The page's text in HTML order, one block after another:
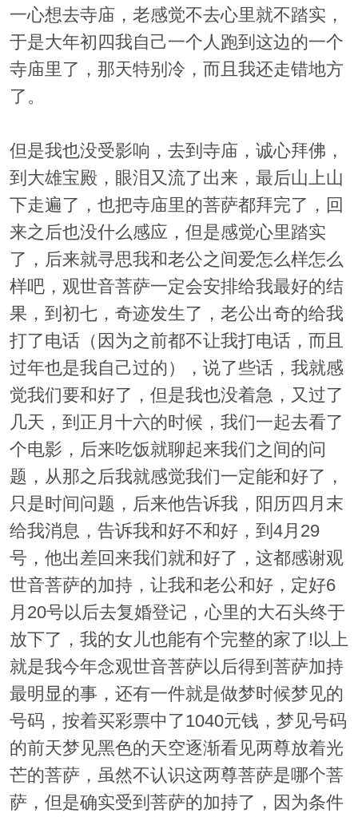
一心想去寺庙，老感觉不去心里就不踏实，
于是大年初四我自己一个人跑到这边的一个
寺庙里了，那天特别冷，而且我还走错地方
了。
但是我也没受影响，去到寺庙，诚心拜佛，
到大雄宝殿，眼泪又流了出来，最后山上山
下走遍了，也把寺庙里的菩萨都拜完了，回
来之后也没什么感应，但是感觉心里踏实
了，后来就寻思我和老公之间爱怎么样怎么
样吧，观世音菩萨一定会安排给我最好的结
果，到初七，奇迹发生了，老公出奇的给我
打了电话（因为之前都不让我打电话，而且
过年也是我自己过的），说了些话，我就感
觉我们要和好了，但是我也没着急，又过了
几天，到正月十六的时候，我们一起去看了
个电影，后来吃饭就聊起来我们之间的问
题，从那之后我就感觉我们一定能和好了，
只是时间问题，后来他告诉我，阳历四月末
给我消息，告诉我和好不和好，到4月29
号，他出差回来我们就和好了，这都感谢观
世音菩萨的加持，让我和老公和好，定好6
月20号以后去复婚登记，心里的大石头终于
放下了，我的女儿也能有个完整的家了!以上
就是我今年念观世音菩萨以后得到菩萨加持
最明显的事，还有一件就是做梦时候梦见的
号码，按着买彩票中了1040元钱，梦见号码
的前天梦见黑色的天空逐渐看见两尊放着光
芒的菩萨，虽然不认识这两尊菩萨是哪个菩
萨，但是确实受到菩萨的加持了，因为条件